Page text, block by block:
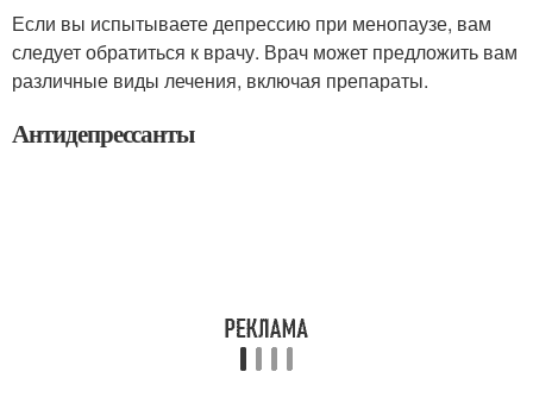
Если вы испытываете депрессию при менопаузе, вам
следует обратиться к врачу. Врач может предложить вам
различные виды лечения, включая препараты.
Антидепрессанты